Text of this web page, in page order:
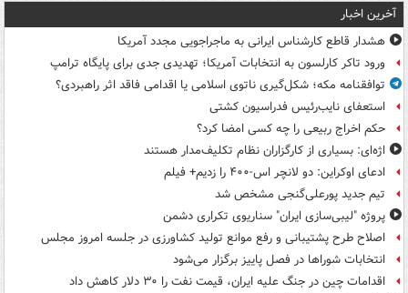
آخرین اخبار
هشدار قاطع کارشناس ایرانی به ماجراجویی مجدد آمریکا
ورود تاکر کارلسون به انتخابات آمریکا؛ تهدیدی جدی برای پایگاه ترامپ
توافقنامه مکه؛ شکل‌گیری ناتوی اسلامی یا اقدامی فاقد اثر راهبردی؟
استعفای نایب‌رئیس فدراسیون کشتی
حکم اخراج ربیعی را چه کسی امضا کرد؟
اژه‌ای: بسیاری از کارگزاران نظام تکلیف‌مدار هستند
ادعای اوکراین: دو لانچر اس-۴۰۰ را زدیم+ فیلم
تیم جدید پورعلی‌گنجی مشخص شد
پروژه "لیبی‌سازی ایران" سناریوی تکراری دشمن
اصلاح طرح پشتیبانی و رفع موانع تولید کشاورزی در جلسه امروز مجلس
انتخابات شوراها در فصل پاییز برگزار می‌شود
اقدامات چین در جنگ علیه ایران، قیمت نفت را ۳۰ دلار کاهش داد